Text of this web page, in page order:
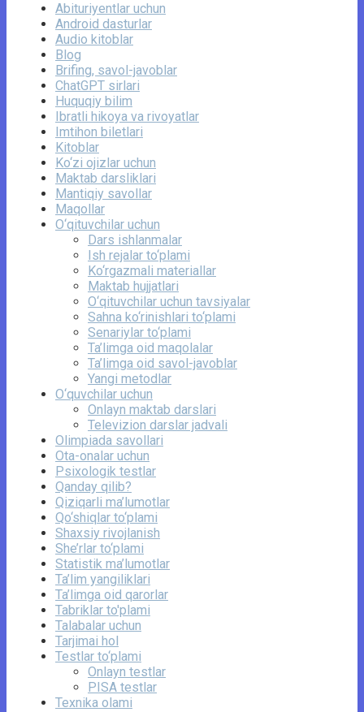
Abituriyentlar uchun
Android dasturlar
Audio kitoblar
Blog
Brifing, savol-javoblar
ChatGPT sirlari
Huquqiy bilim
Ibratli hikoya va rivoyatlar
Imtihon biletlari
Kitoblar
Ko‘zi ojizlar uchun
Maktab darsliklari
Mantiqiy savollar
Maqollar
O‘qituvchilar uchun
Dars ishlanmalar
Ish rejalar to‘plami
Ko‘rgazmali materiallar
Maktab hujjatlari
O‘qituvchilar uchun tavsiyalar
Sahna ko‘rinishlari to‘plami
Senariylar to‘plami
Ta’limga oid maqolalar
Ta’limga oid savol-javoblar
Yangi metodlar
O‘quvchilar uchun
Onlayn maktab darslari
Televizion darslar jadvali
Olimpiada savollari
Ota-onalar uchun
Psixologik testlar
Qanday qilib?
Qiziqarli ma’lumotlar
Qo‘shiqlar to‘plami
Shaxsiy rivojlanish
She’rlar to‘plami
Statistik ma’lumotlar
Ta’lim yangiliklari
Ta’limga oid qarorlar
Tabriklar to'plami
Talabalar uchun
Tarjimai hol
Testlar to‘plami
Onlayn testlar
PISA testlar
Texnika olami